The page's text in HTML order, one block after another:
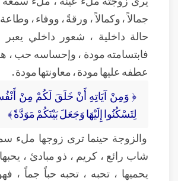
جمالاً ، وكمالاً ، ورقةً ، ووفاء ،
حالة داخلية ، شعور داخلي يعبر
فابتسامته مودة ، وإحساسه حب ،
عطفه عليها مودة ، معاونتها مودة .
﴿ وَمِنْ آيَاتِهِ أَنْ خَلَقَ لَكُمْ مِنْ
لِتَسْكُنُوا إِلَيْهَا وَجَعَلَ بَيْنَكُمْ مَوَدَّةً ﴾
والزوجة حينما ترى زوجها ملء
شاب رائع ، كريم ، ذو مبادئ ، يحبها
يحميها ، تحبه ، تحبه حباً جماً ،